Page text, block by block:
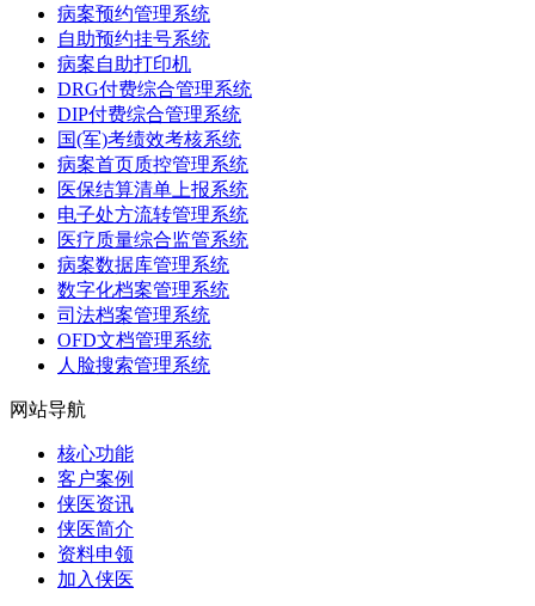
病案预约管理系统
自助预约挂号系统
病案自助打印机
DRG付费综合管理系统
DIP付费综合管理系统
国(军)考绩效考核系统
病案首页质控管理系统
医保结算清单上报系统
电子处方流转管理系统
医疗质量综合监管系统
病案数据库管理系统
数字化档案管理系统
司法档案管理系统
OFD文档管理系统
人脸搜索管理系统
网站导航
核心功能
客户案例
侠医资讯
侠医简介
资料申领
加入侠医